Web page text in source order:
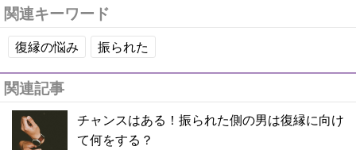
関連キーワード
復縁の悩み 振られた
関連記事
チャンスはある！振られた側の男は復縁に向け
て何をする？